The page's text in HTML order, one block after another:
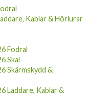
Kablar & Hörlurar
Fodral
Skal
Skärmskydd &
Laddare, Kablar &